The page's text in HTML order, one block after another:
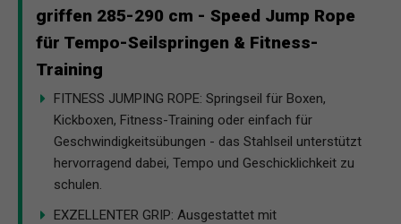
griffen 285-290 cm - Speed Jump Rope
für Tempo-Seilspringen & Fitness-
Training
FITNESS JUMPING ROPE: Springseil für Boxen,
Kickboxen, Fitness-Training oder einfach für
Geschwindigkeitsübungen - das Stahlseil unterstützt
hervorragend dabei, Tempo und Geschicklichkeit zu
schulen.
EXZELLENTER GRIP: Ausgestattet mit